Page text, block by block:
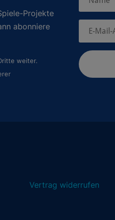
Projekte
abonniere
weiter.
Vertrag widerrufen